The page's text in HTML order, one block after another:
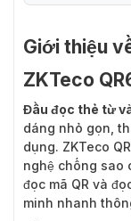
Giới thiệu
ZKTeco
Đầu đọc thẻ từ
dáng nhỏ gọn,
dụng. ZKTeco
nghệ chống sao
đọc mã QR và
minh nhanh